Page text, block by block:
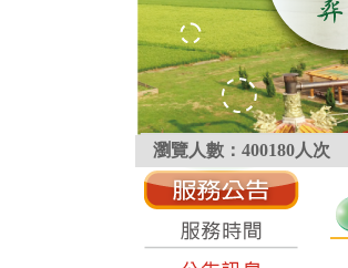
瀏覽人數： 400180人次